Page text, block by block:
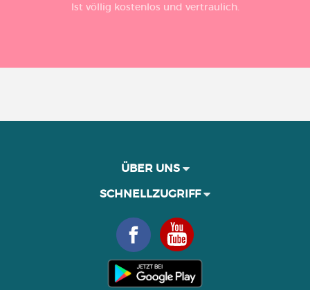
Ist völlig kostenlos und vertraulich.
ÜBER UNS
SCHNELLZUGRIFF